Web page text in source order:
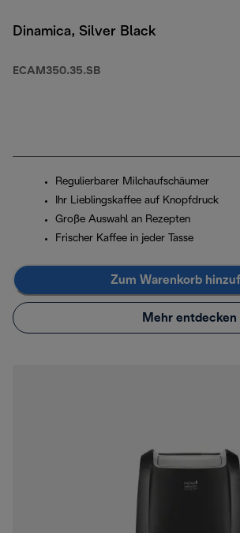
Dinamica, Silver Black
ECAM350.35.SB
Regulierbarer Milchaufschäumer
Ihr Lieblingskaffee auf Knopfdruck
Große Auswahl an Rezepten
Frischer Kaffee in jeder Tasse
Zum Warenkorb
Mehr entdecken